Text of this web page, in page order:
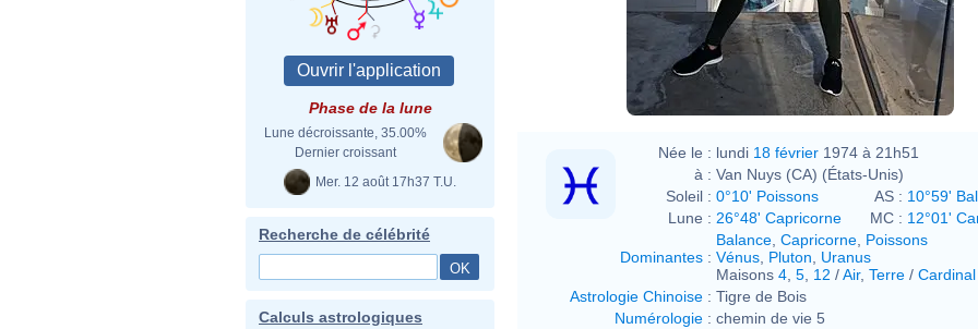
Phase de la lune
Lune décroissante, 35.00%
Dernier croissant
Mer. 12 août 17h37 T.U.
Recherche de célébrité
Calculs astrologiques
Née le : lundi 18 février 1974 à 21h51
à : Van Nuys (CA) (États-Unis)
Soleil : 0°10' Poissons AS : 10°59'
Lune : 26°48' Capricorne MC : 12°01'
Dominantes :
Balance Capricorne Poissons
Vénus Pluton
Uranus
Maisons 4 5 12 /Air, Terre / Cardinal
Astrologie Chinoise : Tigre de Bois
Numérologie : chemin de vie 5